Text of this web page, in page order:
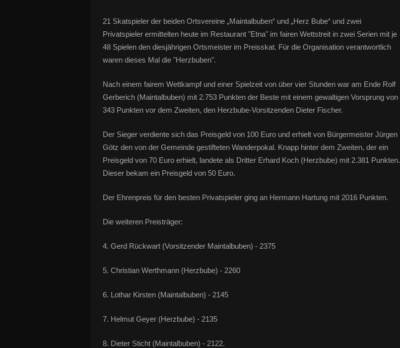
21 Skatspieler der beiden Ortsvereine „Maintalbuben“ und „Herz Bube“ und zwei
Privatspieler ermittelten heute im Restaurant "Etna" im fairen Wettstreit in zwei Serien mit je
48 Spielen den diesjährigen Ortsmeister im Preisskat. Für die Organisation verantwortlich
waren dieses Mal die "Herzbuben".
Nach einem fairem Wettkampf und einer Spielzeit von über vier Stunden war am Ende Rolf
Gerberich (Maintalbuben) mit 2.753 Punkten der Beste mit einem gewaltigen Vorsprung von
343 Punkten vor dem Zweiten, den Herzbube-Vorsitzenden Dieter Fischer.
Der Sieger verdiente sich das Preisgeld von 100 Euro und erhielt von Bürgermeister Jürgen
Götz den von der Gemeinde gestifteten Wanderpokal. Knapp hinter dem Zweiten, der ein
Preisgeld von 70 Euro erhielt, landete als Dritter Erhard Koch (Herzbube) mit 2.381 Punkten.
Dieser bekam ein Preisgeld von 50 Euro.
Der Ehrenpreis für den besten Privatspieler ging an Hermann Hartung mit 2016 Punkten.
Die weiteren Preisträger:
4. Gerd Rückwart (Vorsitzender Maintalbuben) - 2375
5. Christian Werthmann (Herzbube) - 2260
6. Lothar Kirsten (Maintalbuben) - 2145
7. Helmut Geyer (Herzbube) - 2135
8. Dieter Sticht (Maintalbuben) - 2122.